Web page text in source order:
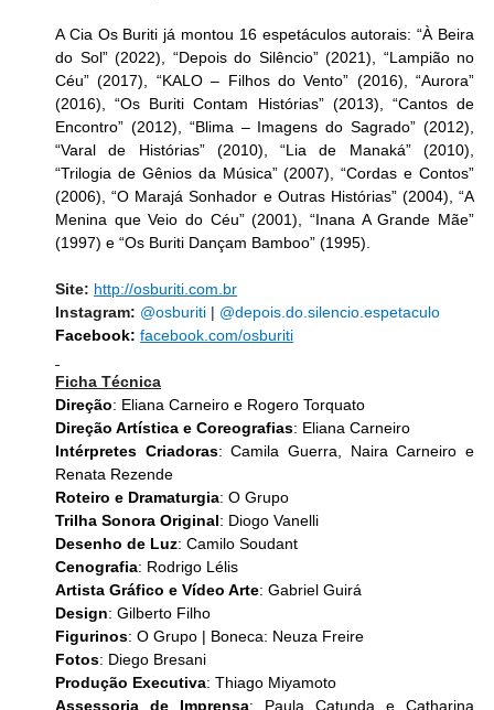
A Cia Os Buriti já montou 16 espetáculos autorais: “À Beira
do Sol” (2022), “Depois do Silêncio” (2021), “Lampião no
Céu” (2017), “KALO – Filhos do Vento” (2016), “Aurora”
(2016), “Os Buriti Contam Histórias” (2013), “Cantos de
Encontro” (2012), “Blima – Imagens do Sagrado” (2012),
“Varal de Histórias” (2010), “Lia de Manaká” (2010),
“Trilogia de Gênios da Música” (2007), “Cordas e Contos”
(2006), “O Marajá Sonhador e Outras Histórias” (2004), “A
Menina que Veio do Céu” (2001), “Inana A Grande Mãe”
(1997) e “Os Buriti Dançam Bamboo” (1995).
Site: http://osburiti.com.br
Instagram: @osburiti | @depois.do .silencio.espetaculo
Facebook: facebook.com/osburiti
Ficha Técnica
Direção: Eliana Carneiro e Rogero Torquato
Direção Artística e Coreografias: Eliana Carneiro
Intérpretes Criadoras: Camila Guerra, Naira Carneiro e
Renata Rezende
Roteiro e Dramaturgia: O Grupo
Trilha Sonora Original: Diogo Vanelli
Desenho de Luz: Camilo Soudant
Cenografia: Rodrigo Lélis
Artista Gráfico e Vídeo Arte: Gabriel Guirá
Design: Gilberto Filho
Figurinos: O Grupo | Boneca: Neuza Freire
Fotos: Diego Bresani
Produção Executiva: Thiago Miyamoto
Assessoria de Imprensa: Paula Catunda e Catharina